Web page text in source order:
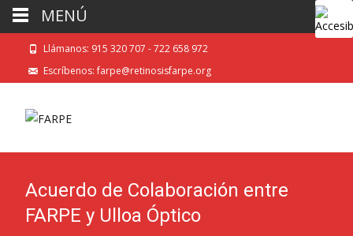
Llámanos: 915 320 707 - 722 658 972
Escríbenos: farpe@retinosisfarpe.org
Acuerdo de Colaboración entre
FARPE y Ulloa Óptico
MENÚ